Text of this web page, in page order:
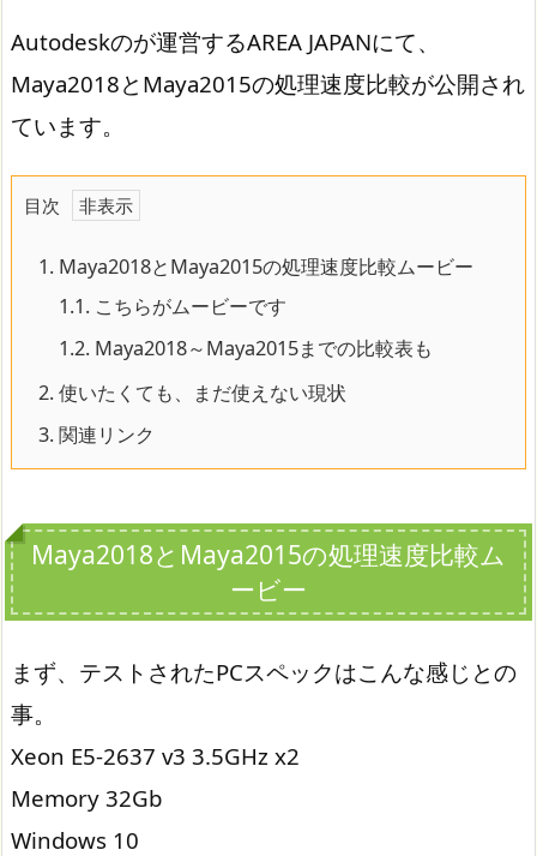
Autodeskのが運営するAREA JAPANにて、
Maya2018とMaya2015の処理速度比較が公開され
ています。
目次
1. Maya2018とMaya2015の処理速度比較ムービー
1.1. こちらがムービーです
1.2. Maya2018～Maya2015までの比較表も
2. 使いたくても、まだ使えない現状
3. 関連リンク
Maya2018とMaya2015の処理速度比較ム
ービー
まず、テストされたPCスペックはこんな感じとの
事。
Xeon E5-2637 v3 3.5GHz x2
Memory 32Gb
Windows 10